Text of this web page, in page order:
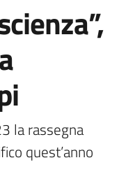
la rassegna
quest’anno